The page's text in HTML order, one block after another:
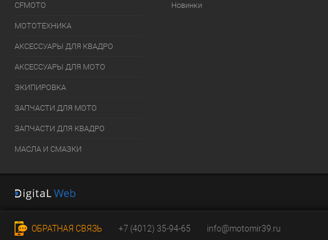
CFMOTO
МОТОТЕХНИКА
АКСЕССУАРЫ ДЛЯ КВАДРО
АКСЕССУАРЫ ДЛЯ МОТО
ЭКИПИРОВКА
ЗАПЧАСТИ ДЛЯ МОТО
ЗАПЧАСТИ ДЛЯ КВАДРО
МАСЛА И СМАЗКИ
Новинки
ОБРАТНАЯ СВЯЗЬ +7 (4012) 35-94-65 info@motomir39.ru